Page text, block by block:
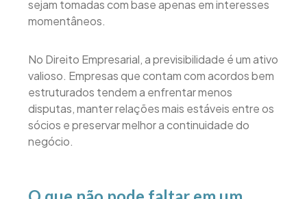
sejam tomadas com base apenas em interesses
momentâneos.
No Direito Empresarial, a previsibilidade é um ativo
valioso. Empresas que contam com acordos bem
estruturados tendem a enfrentar menos
disputas, manter relações mais estáveis entre os
sócios e preservar melhor a continuidade do
negócio.